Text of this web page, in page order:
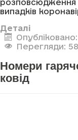
розповсюдження
випадків
Деталі
Перегляди:
Номери
ковід